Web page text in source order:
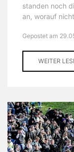
standen noch
an, worauf
Gepostet am
WEITER